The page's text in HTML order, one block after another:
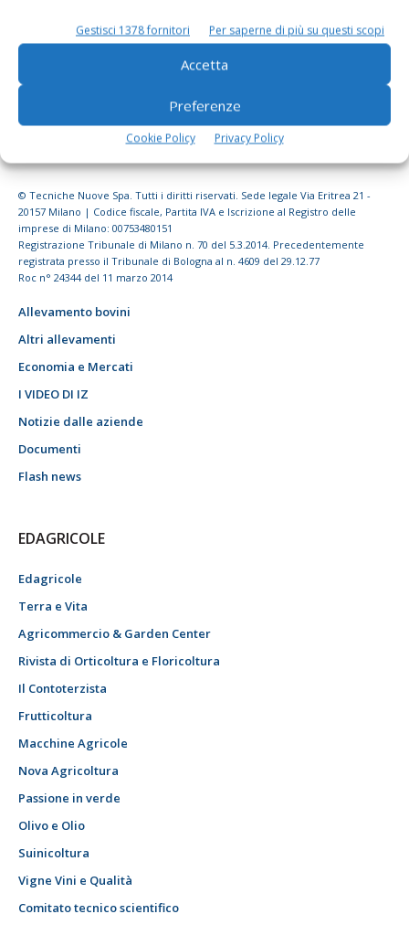
Gestisci 1378 fornitori Per saperne di più su questi scopi
Accetta
Preferenze
Cookie Policy Privacy Policy
© Tecniche Nuove Spa. Tutti i diritti riservati. Sede legale Via Eritrea 21 -
20157 Milano | Codice fiscale, Partita IVA e Iscrizione al Registro delle
imprese di Milano: 00753480151
Registrazione Tribunale di Milano n. 70 del 5.3.2014. Precedentemente
registrata presso il Tribunale di Bologna al n. 4609 del 29.12.77
Roc n° 24344 del 11 marzo 2014
Allevamento bovini
Altri allevamenti
Economia e Mercati
I VIDEO DI IZ
Notizie dalle aziende
Documenti
Flash news
EDAGRICOLE
Edagricole
Terra e Vita
Agricommercio & Garden Center
Rivista di Orticoltura e Floricoltura
Il Contoterzista
Frutticoltura
Macchine Agricole
Nova Agricoltura
Passione in verde
Olivo e Olio
Suinicoltura
Vigne Vini e Qualità
Comitato tecnico scientifico